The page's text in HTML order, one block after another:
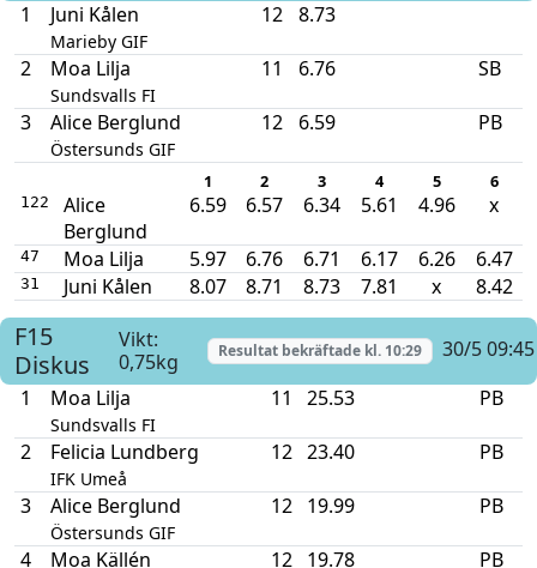
1
Juni Kålen
Marieby GIF
12 8.73
2 Moa Lilja
Sundsvalls FI
11 6.76 SB
3 Alice Berglund
Östersunds GIF
12 6.59 PB
1 2 3 4 5 6
122
Alice
Berglund
6.59 6.57 6.34 5.61 4.96 x
47 Moa Lilja 5.97 6.76 6.71 6.17 6.26 6.47
31 Juni Kålen 8.07 8.71 8.73 7.81 x 8.42
F15
Diskus
Vikt:
0,75kg
Resultat bekräftade kl.10:29
30/5 09:45
1
Moa Lilja
Sundsvalls FI
11 25.53 PB
2 Felicia Lundberg
IFK Umeå
12 23.40 PB
3 Alice Berglund
Östersunds GIF
12 19.99 PB
4 Moa Källén 12 19.78 PB